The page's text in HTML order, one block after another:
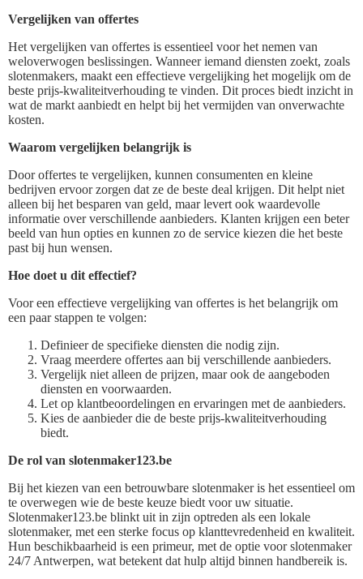
Vergelijken van offertes
Het vergelijken van offertes is essentieel voor het nemen van
weloverwogen beslissingen. Wanneer iemand diensten zoekt, zoals
slotenmakers, maakt een effectieve vergelijking het mogelijk om de
beste prijs-kwaliteitverhouding te vinden. Dit proces biedt inzicht in
wat de markt aanbiedt en helpt bij het vermijden van onverwachte
kosten.
Waarom vergelijken belangrijk is
Door offertes te vergelijken, kunnen consumenten en kleine
bedrijven ervoor zorgen dat ze de beste deal krijgen. Dit helpt niet
alleen bij het besparen van geld, maar levert ook waardevolle
informatie over verschillende aanbieders. Klanten krijgen een beter
beeld van hun opties en kunnen zo de service kiezen die het beste
past bij hun wensen.
Hoe doet u dit effectief?
Voor een effectieve vergelijking van offertes is het belangrijk om
een paar stappen te volgen:
Definieer de specifieke diensten die nodig zijn.
Vraag meerdere offertes aan bij verschillende aanbieders.
Vergelijk niet alleen de prijzen, maar ook de aangeboden
diensten en voorwaarden.
Let op klantbeoordelingen en ervaringen met de aanbieders.
Kies de aanbieder die de beste prijs-kwaliteitverhouding
biedt.
De rol van slotenmaker123.be
Bij het kiezen van een betrouwbare slotenmaker is het essentieel om
te overwegen wie de beste keuze biedt voor uw situatie.
Slotenmaker123.be blinkt uit in zijn optreden als een lokale
slotenmaker, met een sterke focus op klanttevredenheid en kwaliteit.
Hun beschikbaarheid is een primeur, met de optie voor slotenmaker
24/7 Antwerpen, wat betekent dat hulp altijd binnen handbereik is.